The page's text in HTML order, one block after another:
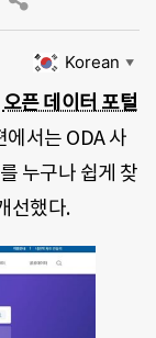
Korean ▼
오픈 데이터 포털
에서는 ODA 사
누구나 쉽게 찾
선했다.